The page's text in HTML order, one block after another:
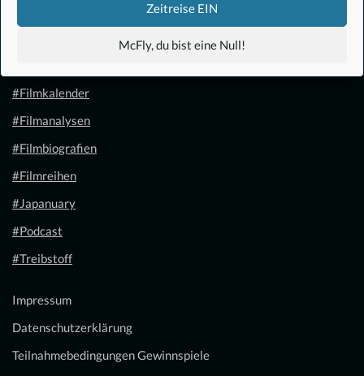
Zeitreise EIN
McFly, du bist eine Null!
#Filmkalender
#Filmanalysen
#Filmbiografien
#Filmreihen
#Japanuary
#Podcast
#Treibstoff
Impressum
Datenschutzerklärung
Teilnahmebedingungen Gewinnspiele